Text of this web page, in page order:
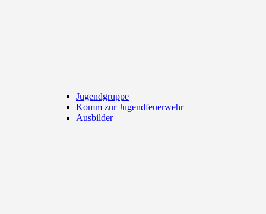
Jugendgruppe
Komm zur Jugendfeuerwehr
Ausbilder